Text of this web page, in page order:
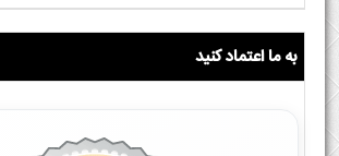
به ما اعتماد کنید